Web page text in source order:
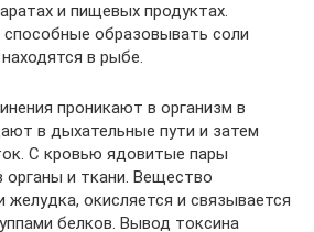
и пищевых продуктах.
образовывать соли
в рыбе.
проникают в организм в
в дыхательные пути и затем
С кровью ядовитые пары
органы и ткани. Вещество
желудка, окисляется и связывается
белков. Вывод токсина